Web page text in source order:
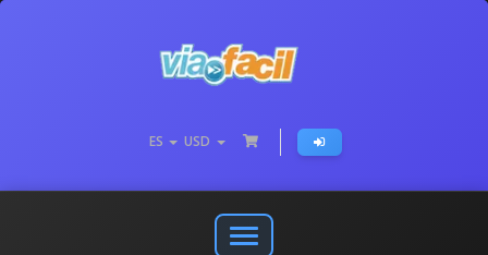
ES USD
Abrir